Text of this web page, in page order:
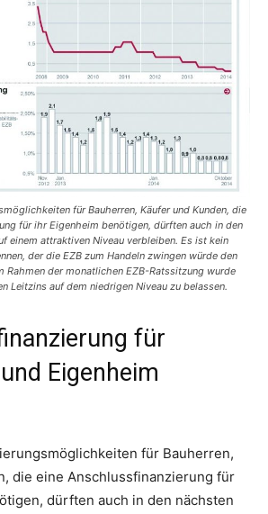
für Bauherren, Käufer und Kunden, die
für ihr Eigenheim benötigen, dürften auch in den
einem attraktiven Niveau verbleiben. Es ist kein
der die EZB zum Handeln zwingen würde den
Rahmen der monatlichen EZB-Ratssitzung wurde
Leitzins auf dem niedrigen Niveau zu belassen.
für
Eigenheim
für Bauherren,
die eine Anschlussfinanzierung für
dürften auch in den nächsten